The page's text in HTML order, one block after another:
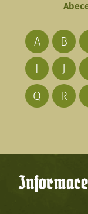
A B
I
J
Q
R